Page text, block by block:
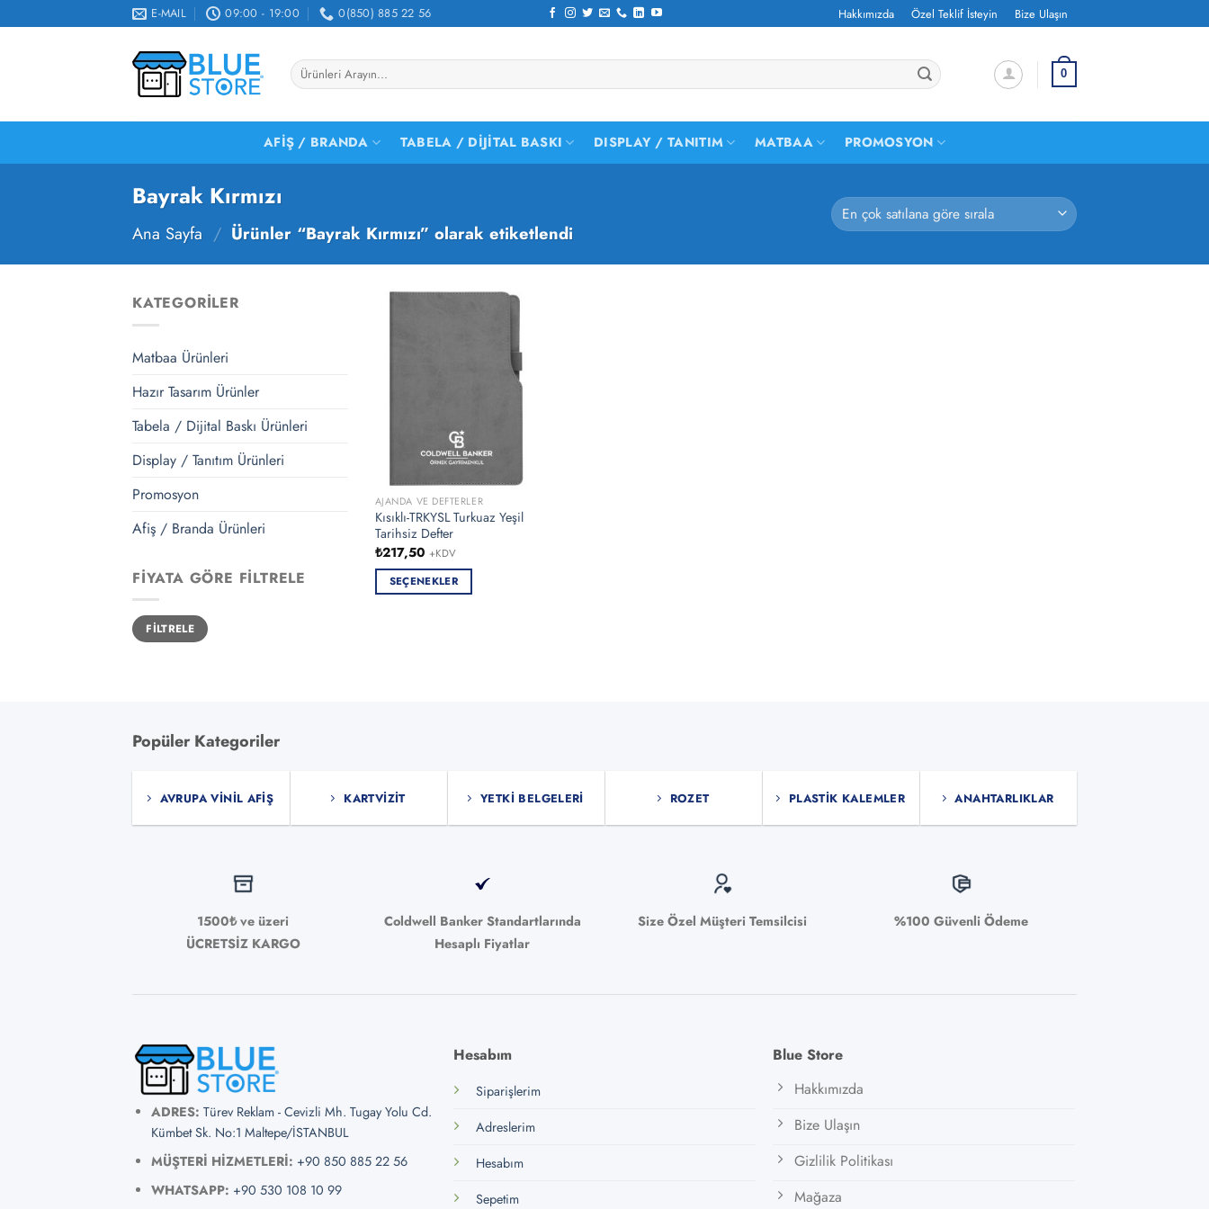
atla
E-MAIL 09:00 - 19:00 0(850) 885 22 56 Hakkımızda Özel Teklif İsteyin Bize Ulaşın
Ara: 0
AFIŞ / BRANDA TABELA / DIJITAL BASKI DISPLAY / TANITIM MATBAA PROMOSYON
Bayrak Kırmızı
Ana Sayfa / Ürünler “Bayrak Kırmızı” olarak etiketlendi
KATEGORILER
Matbaa Ürünleri
Hazır Tasarım Ürünler
Tabela / Dijital Baskı Ürünleri
Display / Tanıtım Ürünleri
Promosyon
Afiş / Branda Ürünleri
FIYATA GÖRE FILTRELE
En
düşük
fiyat
En
yüksek
fiyat
FILTRELE
AJANDA VE DEFTERLER
Kısıklı-TRKYSL Turkuaz Yeşil
Tarihsiz Defter
₺217,50 +KDV
SEÇENEKLER
seçilebilir
Popüler Kategoriler
AVRUPA VINIL AFIŞ KARTVIZIT YETKI BELGELERI ROZET PLASTIK KALEMLER ANAHTARLIKLAR
1500₺ ve üzeri
ÜCRETSİZ KARGO
Coldwell Banker Standartlarında
Hesaplı Fiyatlar
Size Özel Müşteri Temsilcisi %100 Güvenli Ödeme
ADRES: Türev Reklam - Cevizli Mh. Tugay Yolu Cd.
Kümbet Sk. No:1 Maltepe/İSTANBUL
MÜŞTERİ HİZMETLERİ: +90 850 885 22 56
WHATSAPP: +90 530 108 10 99
Hesabım
Siparişlerim
Adreslerim
Hesabım
Sepetim
Blue Store
Hakkımızda
Bize Ulaşın
Gizlilik Politikası
Mağaza